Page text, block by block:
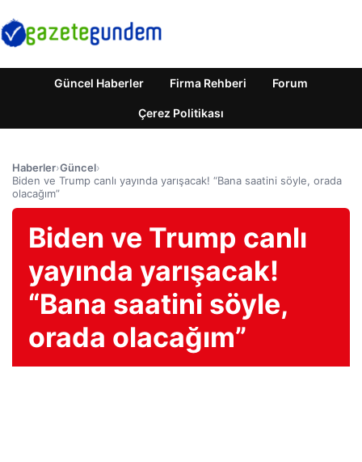
Güncel Haberler Firma Rehberi Forum
Çerez Politikası
Haberler›Güncel›
Biden ve Trump canlı yayında yarışacak! “Bana saatini söyle, orada
olacağım”
Biden ve Trump canlı
yayında yarışacak!
“Bana saatini söyle,
orada olacağım”